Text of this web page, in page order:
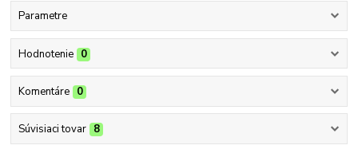
Parametre
Hodnotenie 0
Komentáre 0
Súvisiaci tovar 8